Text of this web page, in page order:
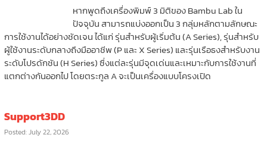
หากพูดถึงเครื่องพิมพ์ 3 มิติของ Bambu Lab ใน
ปัจจุบัน สามารถแบ่งออกเป็น 3 กลุ่มหลักตามลักษณะ
การใช้งานได้อย่างชัดเจน ได้แก่ รุ่นสำหรับผู้เริ่มต้น (A Series), รุ่นสำหรับ
ผู้ใช้งานระดับกลางถึงมืออาชีพ (P และ X Series) และรุ่นเรือธงสำหรับงาน
ระดับโปรดักชัน (H Series) ซึ่งแต่ละรุ่นมีจุดเด่นและเหมาะกับการใช้งานที่
แตกต่างกันออกไป โดยตระกูล A จะเป็นเครื่องแบบโครงเปิด
Support3DD
Posted: July 22, 2026